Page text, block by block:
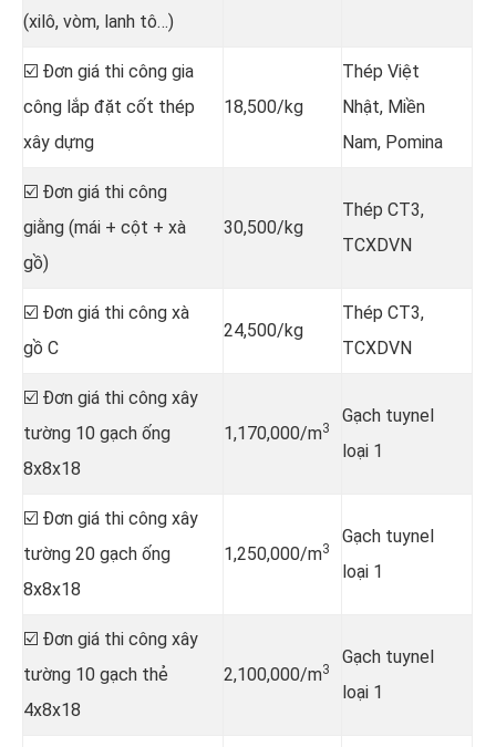
(xilô, vòm, lanh tô…)
☑️ Đơn giá thi công gia
công lắp đặt cốt thép
xây dựng
18,500/kg
Thép Việt
Nhật, Miền
Nam, Pomina
☑️ Đơn giá thi công
giằng (mái + cột + xà
gồ)
30,500/kg
Thép CT3,
TCXDVN
☑️ Đơn giá thi công xà
gồ C
24,500/kg
Thép CT3,
TCXDVN
☑️ Đơn giá thi công xây
tường 10 gạch ống
8x8x18
1,170,000/m3
Gạch tuynel
loại 1
☑️ Đơn giá thi công xây
tường 20 gạch ống
8x8x18
1,250,000/m3
Gạch tuynel
loại 1
☑️ Đơn giá thi công xây
tường 10 gạch thẻ
4x8x18
2,100,000/m3
Gạch tuynel
loại 1